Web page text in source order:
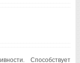
Способствует